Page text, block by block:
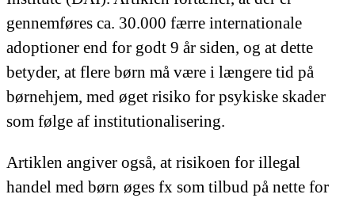
gennemføres ca. 30.000 færre internationale
adoptioner end for godt 9 år siden, og at dette
betyder, at flere børn må være i længere tid på
børnehjem, med øget risiko for psykiske skader
som følge af institutionalisering.
Artiklen angiver også, at risikoen for illegal
handel med børn øges fx som tilbud på nette for